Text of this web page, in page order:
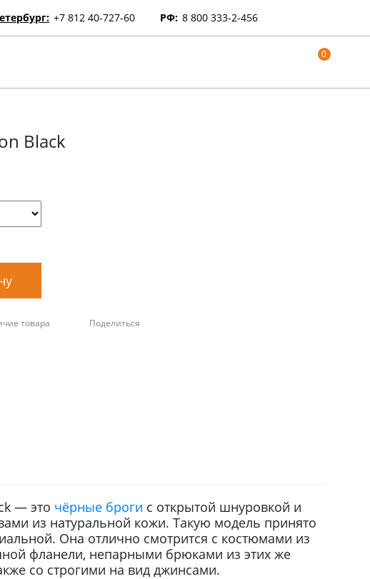
+7 812 40-727-60 РФ: 8 800 333-2-456
0
Black
товара Поделиться
— это чёрные броги с открытой шнуровкой и
из натуральной кожи. Такую модель принято
Она отлично смотрится с костюмами из
фланели, непарными брюками из этих же
со строгими на вид джинсами.